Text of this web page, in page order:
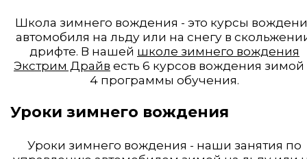
Школа зимнего вождения - это курсы
автомобиля на льду или на снегу в
дрифте. В нашей школе зимнего вождения
Экстрим Драйв есть 6 курсов вождения зимой
4 программы обучения.
Уроки зимнего вождения
Уроки зимнего вождения - наши занятия по